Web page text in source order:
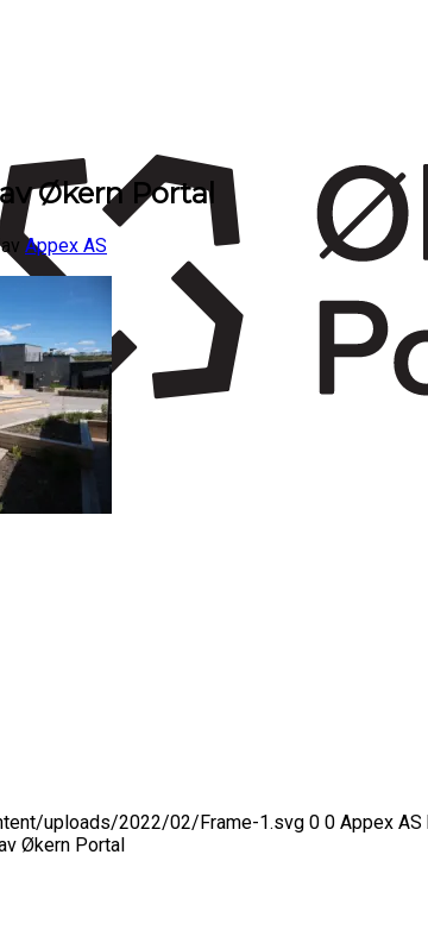
Økern Portal
av Appex AS
uploads/2022/02/Frame-1.svg 0 0 Appex AS
Økern Portal